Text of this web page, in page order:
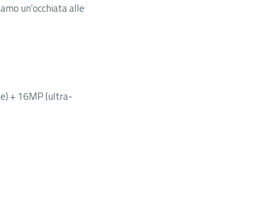
un’occhiata alle
+ 16MP (ultra-